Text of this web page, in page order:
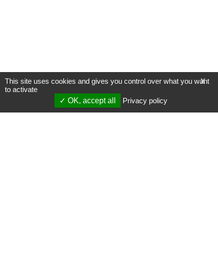
X
This site uses cookies and gives you control over what you want
to activate
OK, accept all
Privacy policy